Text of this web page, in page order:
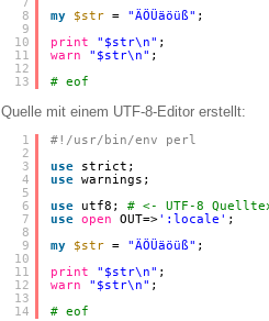
7
8
9
10
11
12
13
my
$str = "ÄÖÜäöüß" ;
print
"$str\n" ;
warn
"$str\n" ;
# eof
Quelle mit einem UTF-8-Editor erstellt:
1
2
3
4
5
6
7
8
9
10
11
12
13
14
#!/usr/bin/env perl
use
strict;
use warnings;
use
utf8; # <- UTF-8
use open OUT=>':locale' ;
my
$str = "ÄÖÜäöüß" ;
print
"$str\n" ;
warn
"$str\n" ;
# eof